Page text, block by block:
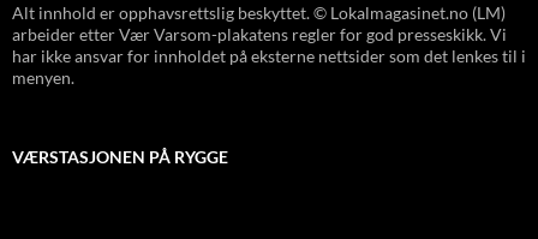
Alt innhold er opphavsrettslig beskyttet. © Lokalmagasinet.no (LM)
arbeider etter Vær Varsom-plakatens regler for god presseskikk. Vi
har ikke ansvar for innholdet på eksterne nettsider som det lenkes til i
menyen.
VÆRSTASJONEN PÅ RYGGE